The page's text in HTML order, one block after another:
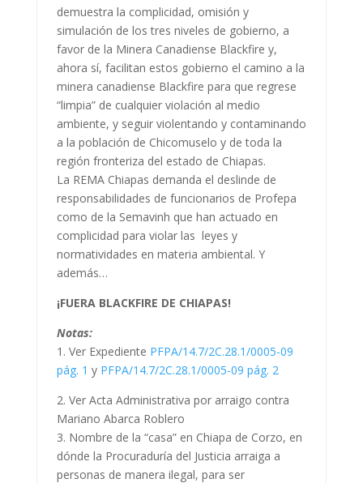
demuestra la complicidad, omisión y
simulación de los tres niveles de gobierno, a
favor de la Minera Canadiense Blackfire y,
ahora sí, facilitan estos gobierno el camino a la
minera canadiense Blackfire para que regrese
“limpia” de cualquier violación al medio
ambiente, y seguir violentando y contaminando
a la población de Chicomuselo y de toda la
región fronteriza del estado de Chiapas.
La REMA Chiapas demanda el deslinde de
responsabilidades de funcionarios de Profepa
como de la Semavinh que han actuado en
complicidad para violar las leyes y
normatividades en materia ambiental. Y
además…
¡FUERA BLACKFIRE DE CHIAPAS!
Notas:
1. Ver Expediente PFPA/14.7/2C.28.1/0005-09
pág. 1 y PFPA/14.7/2C.28.1/0005-09 pág. 2
2. Ver Acta Administrativa por arraigo contra
Mariano Abarca Roblero
3. Nombre de la “casa” en Chiapa de Corzo, en
dónde la Procuraduría del Justicia arraiga a
personas de manera ilegal, para ser